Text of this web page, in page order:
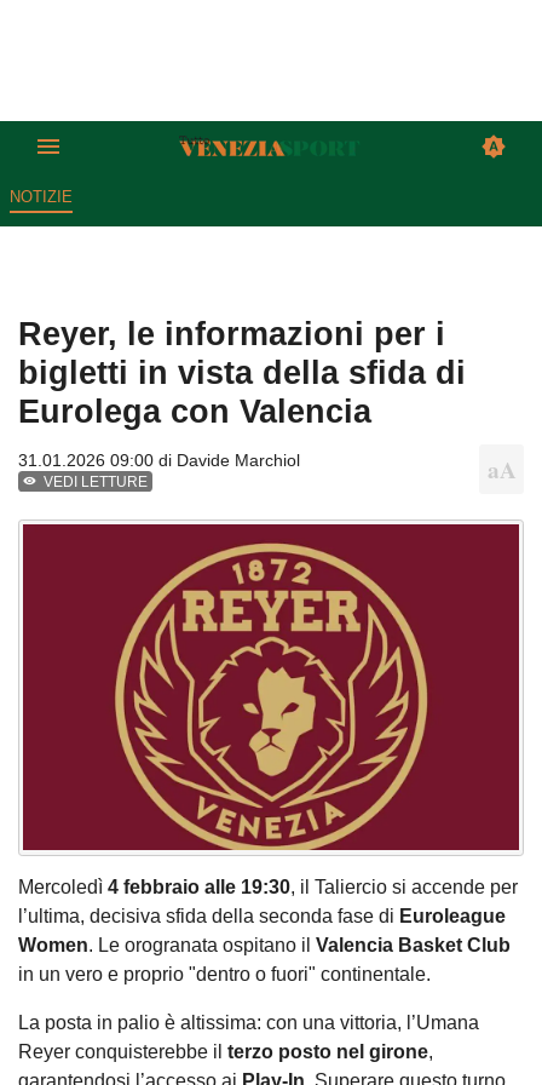
NOTIZIE
Reyer, le informazioni per i
bigletti in vista della sfida di
Eurolega con Valencia
31.01.2026 09:00 di Davide Marchiol
VEDI LETTURE
Mercoledì 4 febbraio alle 19:30, il Taliercio si accende per
l’ultima, decisiva sfida della seconda fase di Euroleague
Women. Le orogranata ospitano il Valencia Basket Club
in un vero e proprio "dentro o fuori" continentale.
La posta in palio è altissima: con una vittoria, l’Umana
Reyer conquisterebbe il terzo posto nel girone,
garantendosi l’accesso ai Play-In . Superare questo turno